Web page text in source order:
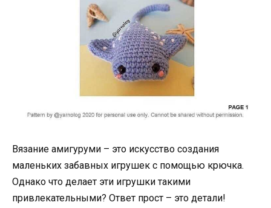
Вязание амигуруми – это искусство создания
маленьких забавных игрушек с помощью крючка.
Однако что делает эти игрушки такими
привлекательными? Ответ прост – это детали!